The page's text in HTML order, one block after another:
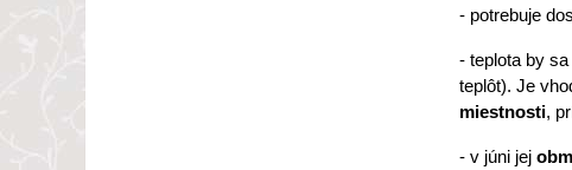
- potrebuje
- teplota by
teplôt). Je
miestnosti,
- v júni jej